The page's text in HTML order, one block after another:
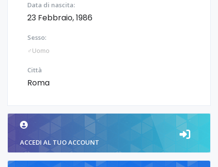
Data di nascita:
23 Febbraio, 1986
Sesso:
♂️Uomo
Città
Roma
ACCEDI AL TUO ACCOUNT